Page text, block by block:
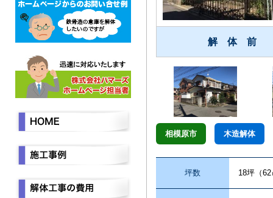
解 体 前
相模原市 木造解体
坪数 18坪（